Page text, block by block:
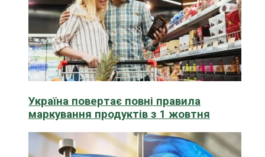
Україна повертає повні правила
маркування продуктів з 1 жовтня